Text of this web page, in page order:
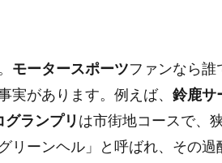
モータースポーツファンなら誰
実があります。例えば、 鈴鹿サ
グランプリ は市街地コースで、
リーンヘル」と呼ばれ、その過